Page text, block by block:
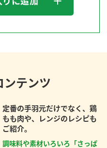
ンテンツ
定番の手羽元だけでなく、鶏
もも肉や、レンジのレシピも
ご紹介。
調味料や素材いろいろ「さっぱ